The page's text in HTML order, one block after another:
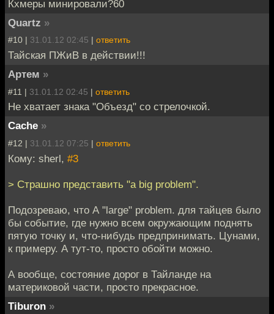
Кхмеры минировали?60
Quartz »
#10 | 31.01.12 02:45 | ответить
Тайская ПЖиВ в действии!!!
Артем »
#11 | 31.01.12 02:45 | ответить
Не хватает знака "Объезд" со стрелочкой.
Cache »
#12 | 31.01.12 07:25 | ответить
Кому: sherl, #3
> Страшно представить "a big problem".
Подозреваю, что А "large" problem. для тайцев было
бы событие, где нужно всем окружающим поднять
пятую точку и, что-нибудь предпринимать. Цунами,
к примеру. А тут-то, просто обойти можно.
А вообще, состояние дорог в Тайланде на
материковой части, просто прекрасное.
Tiburon »